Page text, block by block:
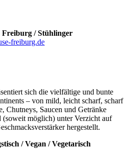
Freiburg / Stühlinger
freiburg.de
sich die vielfältige und bunte
– von mild, leicht scharf, scharf
Chutneys, Saucen und Getränke
(soweit möglich) unter Verzicht auf
hergestellt.
/ Vegan / Vegetarisch